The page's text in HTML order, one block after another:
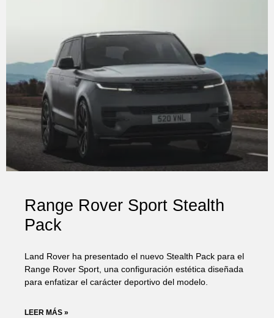
Range Rover Sport Stealth
Pack
Land Rover ha presentado el nuevo Stealth Pack para el
Range Rover Sport, una configuración estética diseñada
para enfatizar el carácter deportivo del modelo.
LEER MÁS »